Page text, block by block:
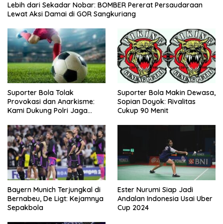
Lebih dari Sekadar Nobar: BOMBER Pererat Persaudaraan
Lewat Aksi Damai di GOR Sangkuriang
Suporter Bola Tolak
Provokasi dan Anarkisme:
Kami Dukung Polri Jaga
Suporter Bola Makin Dewasa,
Sopian Doyok: Rivalitas
Cukup 90 Menit
Bayern Munich Terjungkal di
Bernabeu, De Ligt: Kejamnya
Sepakbola
Ester Nurumi Siap Jadi
Andalan Indonesia Usai Uber
Cup 2024